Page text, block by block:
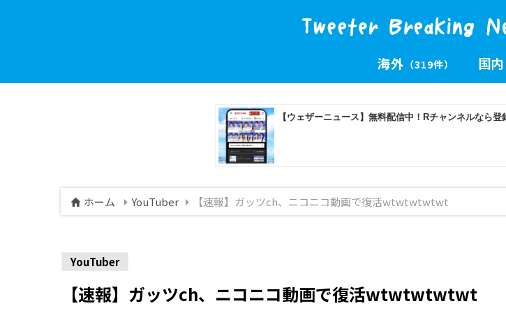
海外 （319件） 国内
ホーム YouTuber 【速報】ガッツch、ニコニコ動画で復活wtwtwtwtwt
YouTuber
【速報】ガッツch、ニコニコ動画で復活wtwtwtwtwt